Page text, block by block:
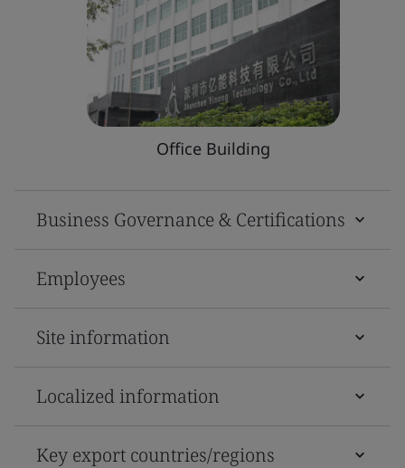
Office Building
Business Governance & Certifications
Employees
Site information
Localized information
Key export countries/regions